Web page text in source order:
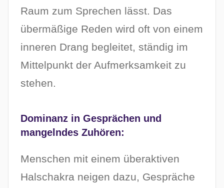
Raum zum Sprechen lässt. Das
übermäßige Reden wird oft von einem
inneren Drang begleitet, ständig im
Mittelpunkt der Aufmerksamkeit zu
stehen.
Dominanz in Gesprächen und
mangelndes Zuhören:
Menschen mit einem überaktiven
Halschakra neigen dazu, Gespräche